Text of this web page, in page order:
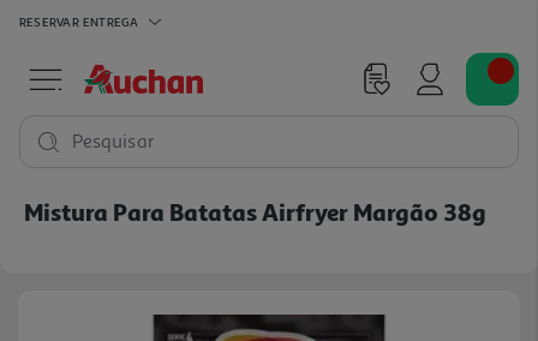
RESERVAR ENTREGA
Pesquisar
Mistura Para Batatas Airfryer Margão 38g